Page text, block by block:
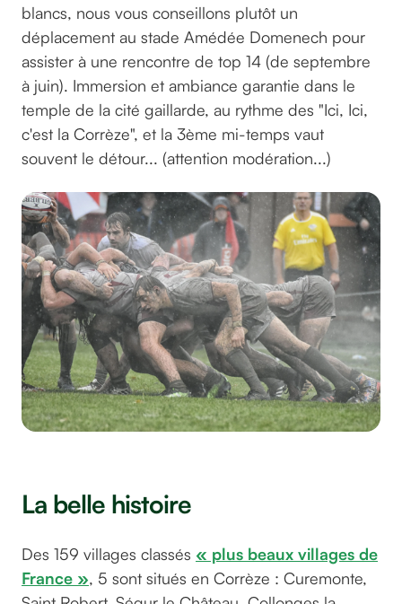
blancs, nous vous conseillons plutôt un
déplacement au stade Amédée Domenech pour
assister à une rencontre de top 14 (de septembre
à juin). Immersion et ambiance garantie dans le
temple de la cité gaillarde, au rythme des "Ici, Ici,
c'est la Corrèze", et la 3ème mi-temps vaut
souvent le détour... (attention modération...)
La belle histoire
Des 159 villages classés « plus beaux villages de
France », 5 sont situés en Corrèze : Curemonte,